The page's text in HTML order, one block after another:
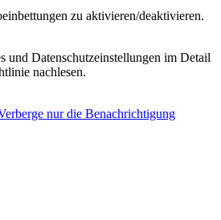
zu aktivieren/deaktivieren.
und Datenschutzeinstellungen im Detail
nachlesen.
nur die Benachrichtigung